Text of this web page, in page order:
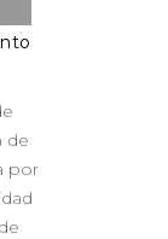
de
por